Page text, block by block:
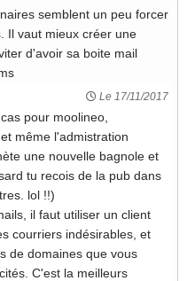
semblent un peu forcer
Il vaut mieux créer une
d'avoir sa boite mail
Le 17/11/2017
pour moolineo,
même l'admistration
une nouvelle bagnole et
tu recois de la pub dans
lol !!)
il faut utiliser un client
courriers indésirables, et
de domaines que vous
C'est la meilleurs